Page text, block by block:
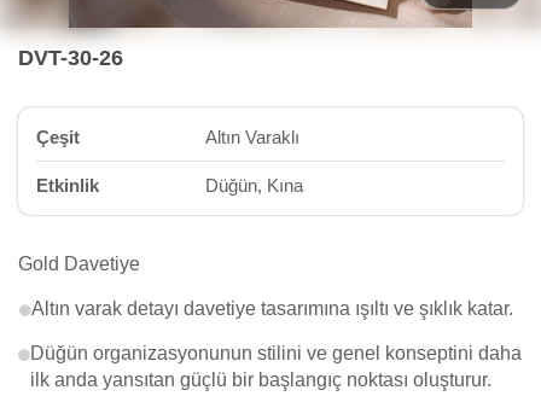
DVT-30-26
Çeşit Altın Varaklı
Etkinlik Düğün, Kına
Gold Davetiye
Altın varak detayı davetiye tasarımına ışıltı ve şıklık katar.
Düğün organizasyonunun stilini ve genel konseptini daha
ilk anda yansıtan güçlü bir başlangıç noktası oluşturur.